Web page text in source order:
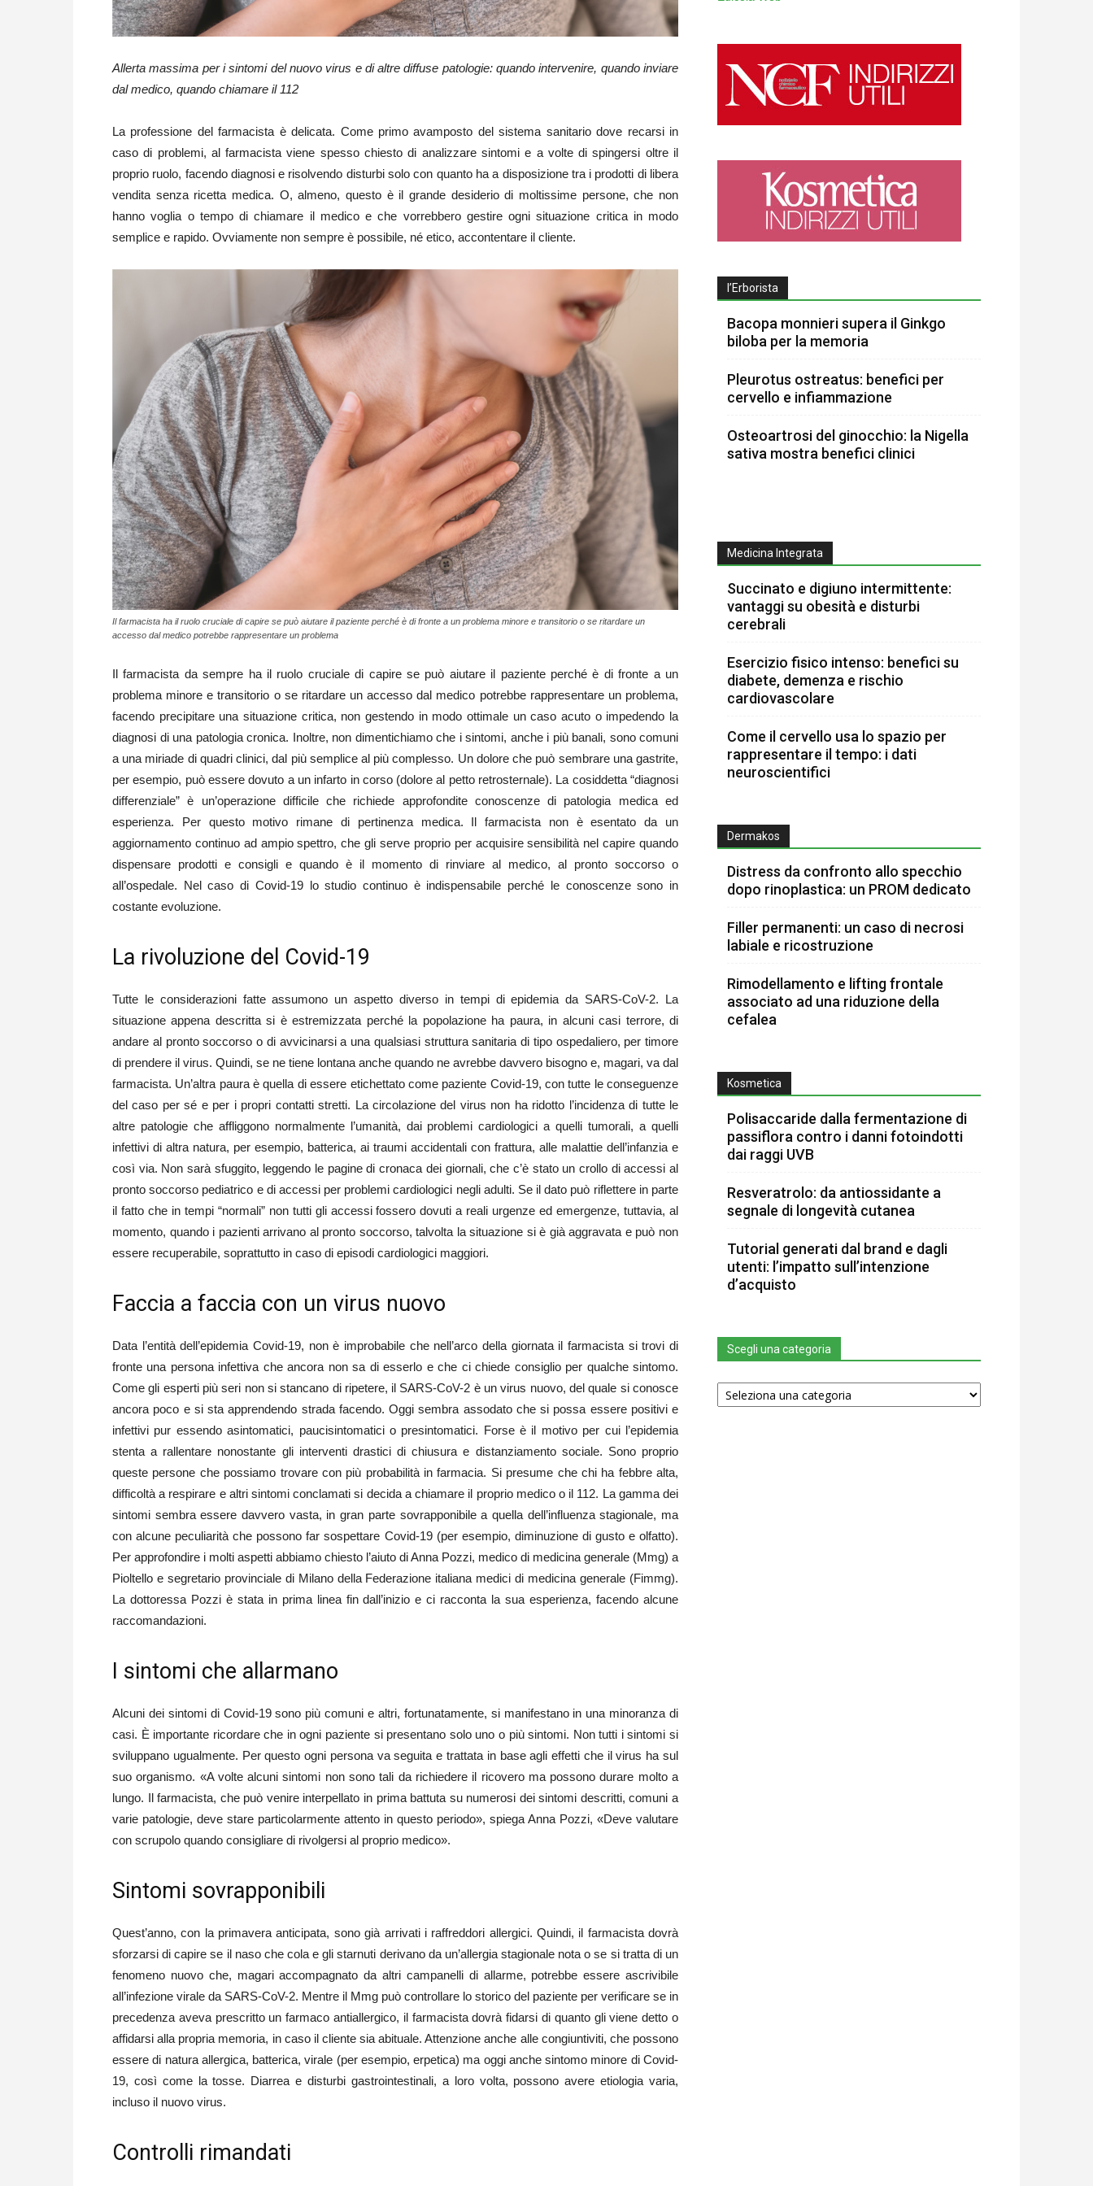
Allerta massima per i sintomi del nuovo virus e di altre diffuse patologie: quando intervenire, quando inviare
dal medico, quando chiamare il 112
La professione del farmacista è delicata. Come primo avamposto del sistema sanitario dove recarsi in
caso di problemi, al farmacista viene spesso chiesto di analizzare sintomi e a volte di spingersi oltre il
proprio ruolo, facendo diagnosi e risolvendo disturbi solo con quanto ha a disposizione tra i prodotti di libera
vendita senza ricetta medica. O, almeno, questo è il grande desiderio di moltissime persone, che non
hanno voglia o tempo di chiamare il medico e che vorrebbero gestire ogni situazione critica in modo
semplice e rapido. Ovviamente non sempre è possibile, né etico, accontentare il cliente.
Il farmacista ha il ruolo cruciale di capire se può aiutare il paziente perché è di fronte a un problema minore e transitorio o se ritardare un
accesso dal medico potrebbe rappresentare un problema
Il farmacista da sempre ha il ruolo cruciale di capire se può aiutare il paziente perché è di fronte a un
problema minore e transitorio o se ritardare un accesso dal medico potrebbe rappresentare un problema,
facendo precipitare una situazione critica, non gestendo in modo ottimale un caso acuto o impedendo la
diagnosi di una patologia cronica. Inoltre, non dimentichiamo che i sintomi, anche i più banali, sono comuni
a una miriade di quadri clinici, dal più semplice al più complesso. Un dolore che può sembrare una gastrite,
per esempio, può essere dovuto a un infarto in corso (dolore al petto retrosternale). La cosiddetta “diagnosi
differenziale” è un’operazione difficile che richiede approfondite conoscenze di patologia medica ed
esperienza. Per questo motivo rimane di pertinenza medica. Il farmacista non è esentato da un
aggiornamento continuo ad ampio spettro, che gli serve proprio per acquisire sensibilità nel capire quando
dispensare prodotti e consigli e quando è il momento di rinviare al medico, al pronto soccorso o
all’ospedale. Nel caso di Covid-19 lo studio continuo è indispensabile perché le conoscenze sono in
costante evoluzione.
La rivoluzione del Covid-19
Tutte le considerazioni fatte assumono un aspetto diverso in tempi di epidemia da SARS-CoV-2. La
situazione appena descritta si è estremizzata perché la popolazione ha paura, in alcuni casi terrore, di
andare al pronto soccorso o di avvicinarsi a una qualsiasi struttura sanitaria di tipo ospedaliero, per timore
di prendere il virus. Quindi, se ne tiene lontana anche quando ne avrebbe davvero bisogno e, magari, va dal
farmacista. Un’altra paura è quella di essere etichettato come paziente Covid-19, con tutte le conseguenze
del caso per sé e per i propri contatti stretti. La circolazione del virus non ha ridotto l’incidenza di tutte le
altre patologie che affliggono normalmente l’umanità, dai problemi cardiologici a quelli tumorali, a quelli
infettivi di altra natura, per esempio, batterica, ai traumi accidentali con frattura, alle malattie dell’infanzia e
così via. Non sarà sfuggito, leggendo le pagine di cronaca dei giornali, che c’è stato un crollo di accessi al
pronto soccorso pediatrico e di accessi per problemi cardiologici negli adulti. Se il dato può riflettere in parte
il fatto che in tempi “normali” non tutti gli accessi fossero dovuti a reali urgenze ed emergenze, tuttavia, al
momento, quando i pazienti arrivano al pronto soccorso, talvolta la situazione si è già aggravata e può non
essere recuperabile, soprattutto in caso di episodi cardiologici maggiori.
Faccia a faccia con un virus nuovo
Data l’entità dell’epidemia Covid-19, non è improbabile che nell’arco della giornata il farmacista si trovi di
fronte una persona infettiva che ancora non sa di esserlo e che ci chiede consiglio per qualche sintomo.
Come gli esperti più seri non si stancano di ripetere, il SARS-CoV-2 è un virus nuovo, del quale si conosce
ancora poco e si sta apprendendo strada facendo. Oggi sembra assodato che si possa essere positivi e
infettivi pur essendo asintomatici, paucisintomatici o presintomatici. Forse è il motivo per cui l’epidemia
stenta a rallentare nonostante gli interventi drastici di chiusura e distanziamento sociale. Sono proprio
queste persone che possiamo trovare con più probabilità in farmacia. Si presume che chi ha febbre alta,
difficoltà a respirare e altri sintomi conclamati si decida a chiamare il proprio medico o il 112. La gamma dei
sintomi sembra essere davvero vasta, in gran parte sovrapponibile a quella dell’influenza stagionale, ma
con alcune peculiarità che possono far sospettare Covid-19 (per esempio, diminuzione di gusto e olfatto).
Per approfondire i molti aspetti abbiamo chiesto l’aiuto di Anna Pozzi, medico di medicina generale (Mmg) a
Pioltello e segretario provinciale di Milano della Federazione italiana medici di medicina generale (Fimmg).
La dottoressa Pozzi è stata in prima linea fin dall’inizio e ci racconta la sua esperienza, facendo alcune
raccomandazioni.
I sintomi che allarmano
Alcuni dei sintomi di Covid-19 sono più comuni e altri, fortunatamente, si manifestano in una minoranza di
casi. È importante ricordare che in ogni paziente si presentano solo uno o più sintomi. Non tutti i sintomi si
sviluppano ugualmente. Per questo ogni persona va seguita e trattata in base agli effetti che il virus ha sul
suo organismo. «A volte alcuni sintomi non sono tali da richiedere il ricovero ma possono durare molto a
lungo. Il farmacista, che può venire interpellato in prima battuta su numerosi dei sintomi descritti, comuni a
varie patologie, deve stare particolarmente attento in questo periodo», spiega Anna Pozzi, «Deve valutare
con scrupolo quando consigliare di rivolgersi al proprio medico».
Sintomi sovrapponibili
Quest’anno, con la primavera anticipata, sono già arrivati i raffreddori allergici. Quindi, il farmacista dovrà
sforzarsi di capire se il naso che cola e gli starnuti derivano da un’allergia stagionale nota o se si tratta di un
fenomeno nuovo che, magari accompagnato da altri campanelli di allarme, potrebbe essere ascrivibile
all’infezione virale da SARS-CoV-2. Mentre il Mmg può controllare lo storico del paziente per verificare se in
precedenza aveva prescritto un farmaco antiallergico, il farmacista dovrà fidarsi di quanto gli viene detto o
affidarsi alla propria memoria, in caso il cliente sia abituale. Attenzione anche alle congiuntiviti, che possono
essere di natura allergica, batterica, virale (per esempio, erpetica) ma oggi anche sintomo minore di Covid-
19, così come la tosse. Diarrea e disturbi gastrointestinali, a loro volta, possono avere etiologia varia,
incluso il nuovo virus.
Controlli rimandati
l’Erborista
Bacopa monnieri supera il Ginkgo
biloba per la memoria
Pleurotus ostreatus: benefici per
cervello e infiammazione
Osteoartrosi del ginocchio: la Nigella
sativa mostra benefici clinici
Medicina Integrata
Succinato e digiuno intermittente:
vantaggi su obesità e disturbi
cerebrali
Esercizio fisico intenso: benefici su
diabete, demenza e rischio
cardiovascolare
Come il cervello usa lo spazio per
rappresentare il tempo: i dati
neuroscientifici
Dermakos
Distress da confronto allo specchio
dopo rinoplastica: un PROM dedicato
Filler permanenti: un caso di necrosi
labiale e ricostruzione
Rimodellamento e lifting frontale
associato ad una riduzione della
cefalea
Kosmetica
Polisaccaride dalla fermentazione di
passiflora contro i danni fotoindotti
dai raggi UVB
Resveratrolo: da antiossidante a
segnale di longevità cutanea
Tutorial generati dal brand e dagli
utenti: l’impatto sull’intenzione
d’acquisto
Scegli una categoria
Scegli
una